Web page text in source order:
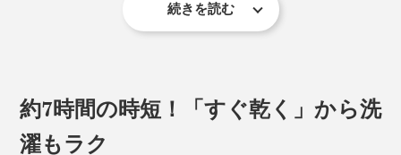
続きを読む
約7時間の時短！「すぐ乾く」から洗
濯もラク